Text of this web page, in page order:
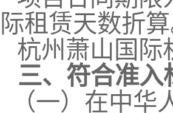
际租赁天数折算
杭州萧山国际
三、符合准入
（一）在中